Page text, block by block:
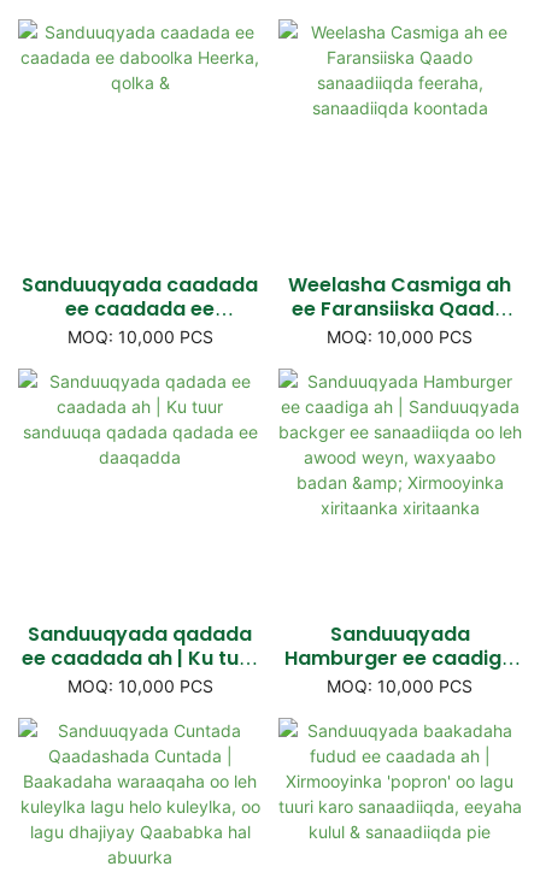
auto-qufulka & qaabab
isku laab
ee laba-geeska ah ee
lagu daabacay
Sanduuqyada caadada
ee caadada ee
daboolka Heerka, qolka
MOQ: 10,000 PCS
Weelasha Casmiga ah
ee Faransiiska Qaado
sanaadiiqda feeraha,
MOQ: 10,000 PCS
Sanduuqyada qadada
ee caadada ah | Ku tuur
sanduuqa qadada
MOQ: 10,000 PCS
Sanduuqyada
Hamburger ee caadiga
ah | Sanduuqyada
oo leh awood weyn,
waxyaabo badan &
Xirmooyinka xiritaanka
xiritaanka
MOQ: 10,000 PCS